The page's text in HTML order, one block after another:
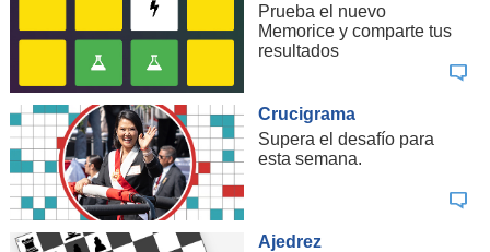
Prueba el nuevo
Memorice y comparte tus
resultados
Crucigrama
Supera el desafío para
esta semana.
Ajedrez